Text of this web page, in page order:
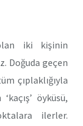
iki kişinin
Doğuda geçen
çıplaklığıyla
öyküsü,
ilerler.